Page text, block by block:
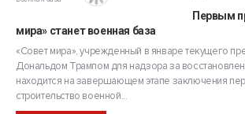
Первым
мира» станет военная база
«Совет мира», учрежденный в январе текущего
Дональдом Трампом для надзора за
находится на завершающем этапе заключения
строительство военной...